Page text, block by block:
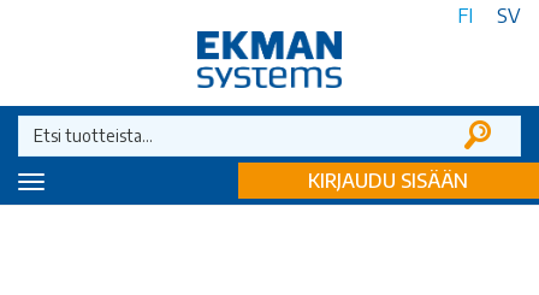
FI SV
Toggle
KIRJAUDU SISÄÄN